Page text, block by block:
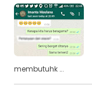
membutuhk ...